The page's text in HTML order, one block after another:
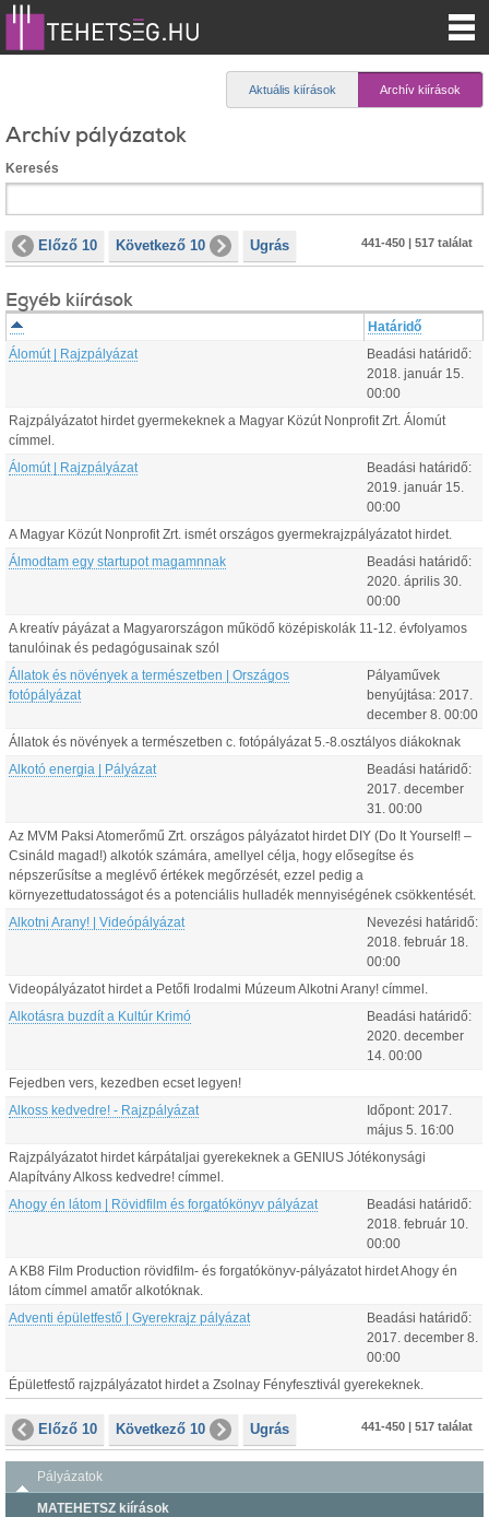
Aktuális kiírások Archív kiírások
Archív pályázatok
Keresés
Előző 10 Következő 10 Ugrás 441-450 | 517 találat
Egyéb kiírások
Határidő
Álomút | Rajzpályázat
Beadási határidő:
2018. január 15
00:00
Rajzpályázatot hirdet gyermekeknek a Magyar Közút Nonprofit Zrt. Álomút
címmel.
Álomút | Rajzpályázat
Beadási határidő:
2019. január 15
00:00
A Magyar Közút Nonprofit Zrt. ismét országos gyermekrajzpályázatot hirdet.
Álmodtam egy startupot magamnnak
Beadási határidő:
2020. április 30
00:00
A kreatív páyázat a Magyarországon működő középiskolák 11-12. évfolyamos
tanulóinak és pedagógusainak szól
Állatok és növények a természetben | Országos
fotópályázat
Pályaművek
benyújtása: 2017.
december 8 00:00
Állatok és növények a természetben c. fotópályázat 5.-8.osztályos diákoknak
Alkotó energia | Pályázat
Beadási határidő:
2017. december
31
00:00
Az MVM Paksi Atomerőmű Zrt. országos pályázatot hirdet DIY (Do It Yourself! –
Csináld magad!) alkotók számára, amellyel célja, hogy elősegítse és
népszerűsítse a meglévő értékek megőrzését, ezzel pedig a
környezettudatosságot és a potenciális hulladék mennyiségének csökkentését.
Alkotni Arany! | Videópályázat
Nevezési határidő:
2018. február 18
00:00
Videopályázatot hirdet a Petőfi Irodalmi Múzeum Alkotni Arany! címmel.
Alkotásra buzdít a Kultúr Krimó
Beadási határidő:
2020. december
14 00:00
Fejedben vers, kezedben ecset legyen!
Alkoss kedvedre! - Rajzpályázat Időpont: 2017.
május 5 16:00
Rajzpályázatot hirdet kárpátaljai gyerekeknek a GENIUS Jótékonysági
Alapítvány Alkoss kedvedre! címmel.
Ahogy én látom | Rövidfilm és forgatókönyv pályázat
Beadási határidő:
2018. február 10
00:00
A KB8 Film Production rövidfilm- és forgatókönyv-pályázatot hirdet Ahogy én
látom címmel amatőr alkotóknak.
Adventi épületfestő | Gyerekrajz pályázat
Beadási határidő:
2017. december 8
00:00
Épületfestő rajzpályázatot hirdet a Zsolnay Fényfesztivál gyerekeknek.
Előző 10 Következő 10 Ugrás 441-450 | 517 találat
Pályázatok
MATEHETSZ kiírások